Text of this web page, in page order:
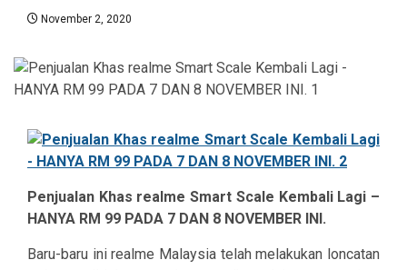
November 2, 2020
Penjualan Khas realme Smart Scale Kembali Lagi –
HANYA RM 99 PADA 7 DAN 8 NOVEMBER INI.
Baru-baru ini realme Malaysia telah melakukan loncatan